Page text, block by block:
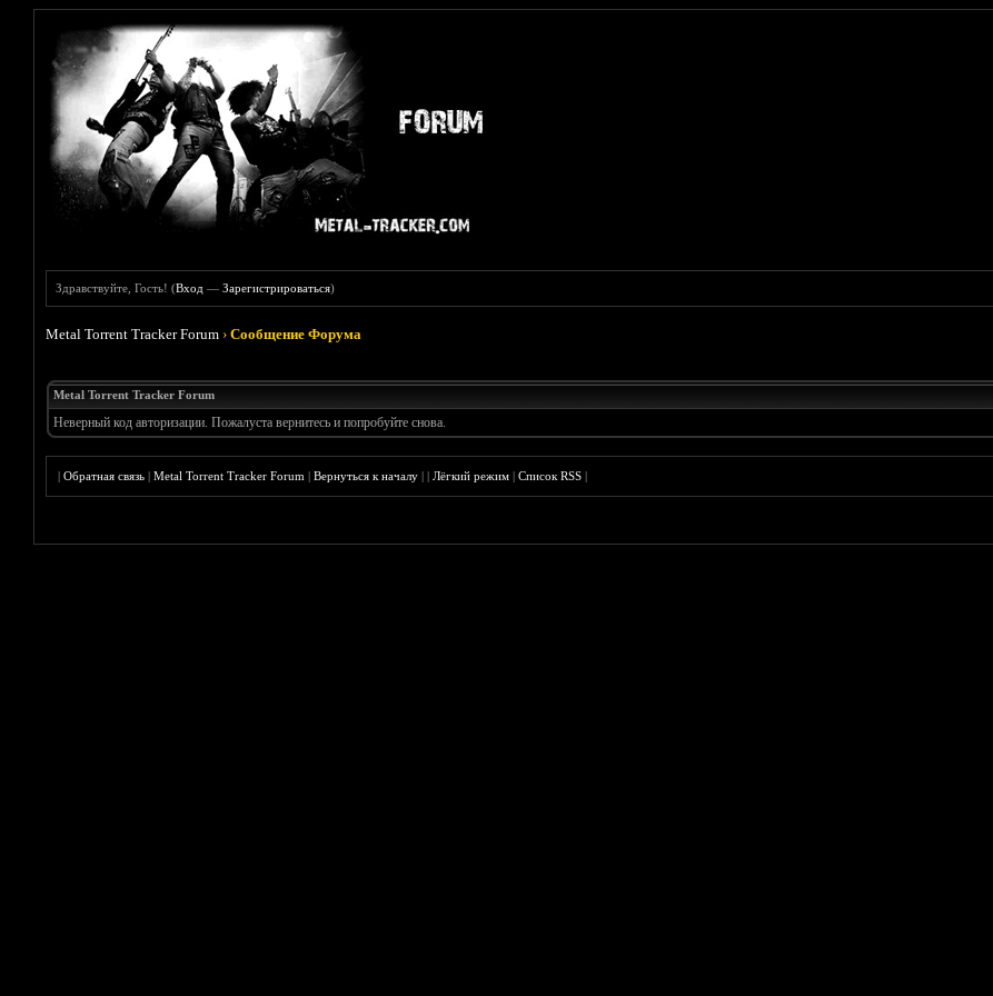
Здравствуйте, Гость! (Вход —Зарегистрироваться)
Metal Torrent Tracker Forum ›Сообщение Форума
Metal Torrent Tracker Forum
Неверный код авторизации. Пожалуста вернитесь и попробуйте снова.
|Обратная связь |Metal Torrent Tracker Forum |Вернуться к началу ||Лёгкий режим |Список RSS |